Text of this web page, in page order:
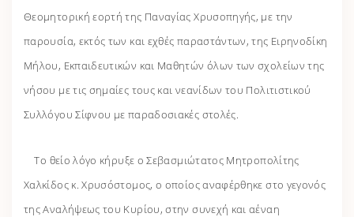
Θεομητορική εορτή της Παναγίας Χρυσοπηγής, με την
παρουσία, εκτός των και εχθές παραστάντων, της Ειρηνοδίκη
Μήλου, Εκπαιδευτικών και Μαθητών όλων των σχολείων της
νήσου με τις σημαίες τους και νεανίδων του Πολιτιστικού
Συλλόγου Σίφνου με παραδοσιακές στολές.
Το θείο λόγο κήρυξε ο Σεβασμιώτατος Μητροπολίτης
Χαλκίδος κ. Χρυσόστομος, ο οποίος αναφέρθηκε στο γεγονός
της Αναλήψεως του Κυρίου, στην συνεχή και αέναη